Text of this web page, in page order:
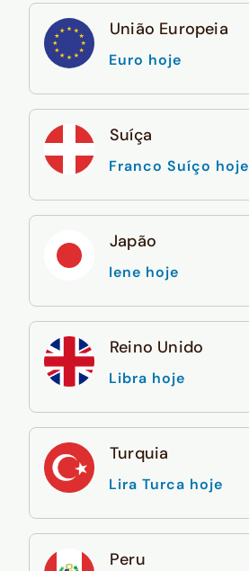
União Europeia
Euro hoje
Suíça
Franco Suíço hoje
Japão
Iene hoje
Reino Unido
Libra hoje
Turquia
Lira Turca hoje
Peru